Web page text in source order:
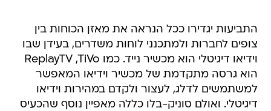
התביעות יגדירו ככל הנראה את מאזן הכוחות בין
צופים לחברות ולמתכנני לוחות משדרים, בעידן שבו
וידיאו דיגיטלי הוא מכשיר נייד. כמו ReplayTV ,TiVo
הוא גרסה מתקדמת של מכשיר וידיאו המאפשר
למשתמשים לדלג, לעצור ולקדם במהירות וידיאו
דיגיטלי. ואולם סוניק-בלו כללה מאפיין נוסף שהכעיס